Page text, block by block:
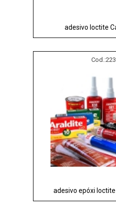
adesivo loctite
Cod.:
adesivo epóxi